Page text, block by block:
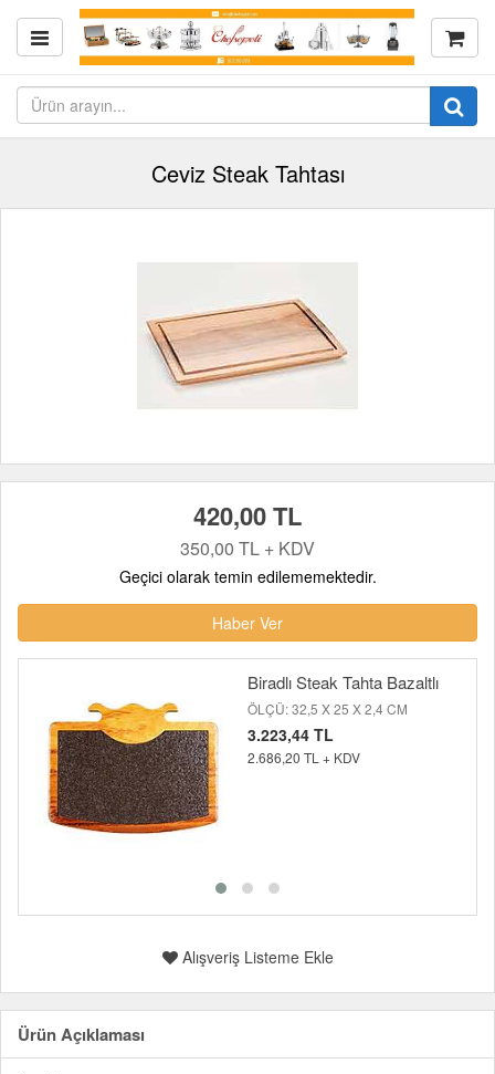
Ceviz Steak Tahtası
420,00 TL
350,00 TL + KDV
Geçici olarak temin edilememektedir.
Haber Ver
Biradlı Steak Tahta Bazaltlı
ÖLÇÜ: 32,5 X 25 X 2,4 CM
3.223,44 TL
2.686,20 TL + KDV
Alışveriş Listeme Ekle
Ürün Açıklaması